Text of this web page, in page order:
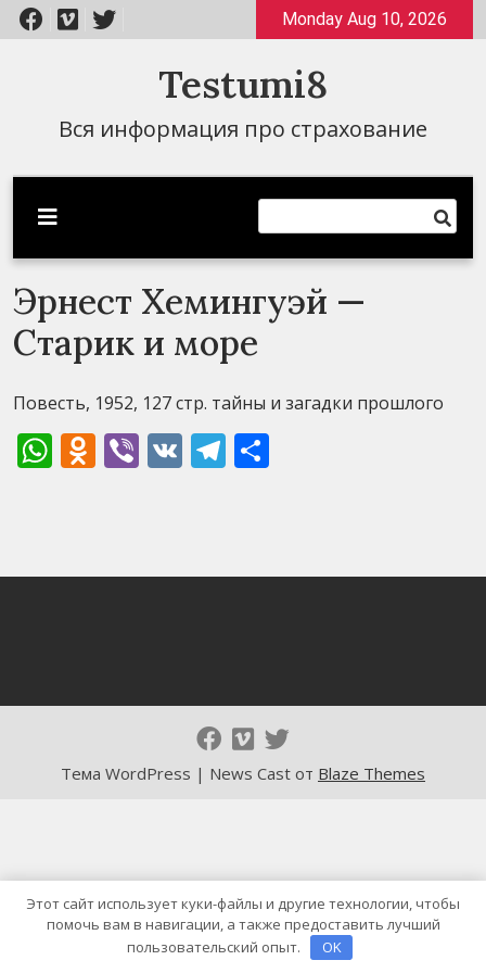
Перейти
к
Monday Aug 10, 2026
Testumi8
Вся информация про страхование
Эрнест Хемингуэй —
Старик и море
Повесть, 1952, 127 стр. тайны и загадки прошлого
WhatsApp
Odnoklassniki
Viber
VK Telegram
Тема WordPress | News Cast от Blaze Themes
Этот сайт использует куки-файлы и другие технологии, чтобы
помочь вам в навигации, а также предоставить лучший
пользовательский опыт.
OK